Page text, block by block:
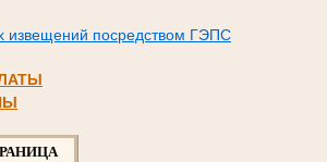
извещений посредством ГЭПС